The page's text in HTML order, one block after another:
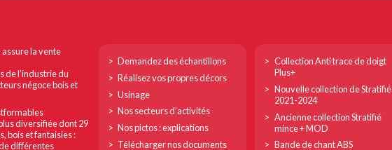
la vente
de l’industrie du
négoce bois et
diversifiée dont 29
bois et fantaisies :
différentes
Footer
col
Demandez des échantillons
Réalisez vos propres décors
Usinage
Nos secteurs d’activités
Nos pictos : explications
Télécharger nos documents
Footer
col
Collection Anti trace de doigt
Plus+
Nouvelle collection de Stratifié
2021-2024
Ancienne collection Stratifié
mince + MOD
Bande de chant ABS